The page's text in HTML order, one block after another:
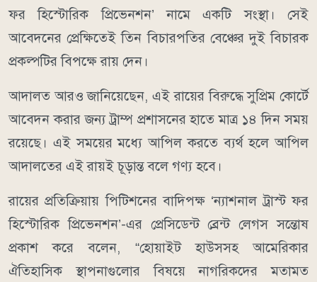
ফর হিস্টোরিক প্রিভেনশন’ নামে একটি সংস্থা। সেই
আবেদনের প্রেক্ষিতেই তিন বিচারপতির বেঞ্চের দুই বিচারক
প্রকল্পটির বিপক্ষে রায় দেন।
আদালত আরও জানিয়েছেন, এই রায়ের বিরুদ্ধে সুপ্রিম কোর্টে
আবেদন করার জন্য ট্রাম্প প্রশাসনের হাতে মাত্র ১৪ দিন সময়
রয়েছে। এই সময়ের মধ্যে আপিল করতে ব্যর্থ হলে আপিল
আদালতের এই রায়ই চূড়ান্ত বলে গণ্য হবে।
রায়ের প্রতিক্রিয়ায় পিটিশনের বাদিপক্ষ ‘ন্যাশনাল ট্রাস্ট ফর
হিস্টোরিক প্রিভেনশন’-এর প্রেসিডেন্ট ব্রেন্ট লেগস সন্তোষ
প্রকাশ করে বলেন, “হোয়াইট হাউসসহ আমেরিকার
ঐতিহাসিক স্থাপনাগুলোর বিষয়ে নাগরিকদের মতামত